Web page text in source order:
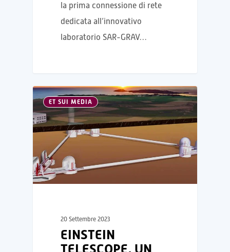
la prima connessione di rete
dedicata all’innovativo
laboratorio SAR-GRAV…
ET SUI MEDIA
20 Settembre 2023
EINSTEIN